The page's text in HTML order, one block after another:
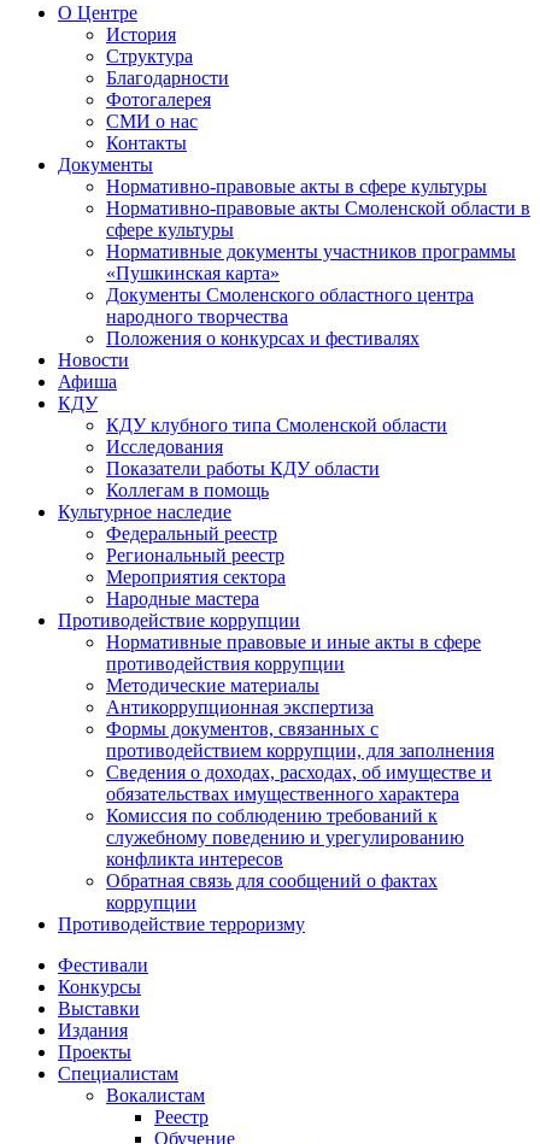
О Центре
История
Структура
Благодарности
Фотогалерея
СМИ о нас
Контакты
Документы
Нормативно-правовые акты в сфере культуры
Нормативно-правовые акты Смоленской области в
сфере культуры
Нормативные документы участников программы
«Пушкинская карта»
Документы Смоленского областного центра
народного творчества
Положения о конкурсах и фестивалях
Новости
Афиша
КДУ
КДУ клубного типа Смоленской области
Исследования
Показатели работы КДУ области
Коллегам в помощь
Культурное наследие
Федеральный реестр
Региональный реестр
Мероприятия сектора
Народные мастера
Противодействие коррупции
Нормативные правовые и иные акты в сфере
противодействия коррупции
Методические материалы
Антикоррупционная экспертиза
Формы документов, связанных с
противодействием коррупции, для заполнения
Сведения о доходах, расходах, об имуществе и
обязательствах имущественного характера
Комиссия по соблюдению требований к
служебному поведению и урегулированию
конфликта интересов
Обратная связь для сообщений о фактах
коррупции
Противодействие терроризму
Фестивали
Конкурсы
Выставки
Издания
Проекты
Специалистам
Вокалистам
Реестр
Обучение